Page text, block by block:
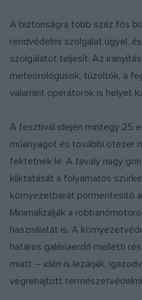
A biztonságra több száz fős
rendvédelmi szolgálat ügyel,
szolgálatot teljesít. Az
meteorológusok, tűzoltók, a
valamint operátorok is helyet
A fesztivál idején mintegy 25
műanyagot és további ötezer
fektetnek le. A tavaly nagy
kiiktatását a folyamatos
környezetbarát pormentesítő
Minimalizálják a
használatát is. A
határos galériaerdő melletti
miatt – idén is lezárják,
végrehajtott